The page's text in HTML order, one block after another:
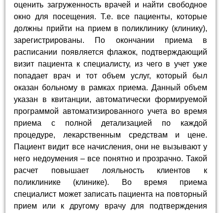
оценить загруженность врачей и найти свободное
окно для посещения. Т.е. все пациенты, которые
должны прийти на прием в поликлинику (клинику),
зарегистрированы. По окончании приема в
расписании появляется флажок, подтверждающий
визит пациента к специалисту, из чего в учет уже
попадает врач и тот объем услуг, который был
оказан больному в рамках приема. Данный объем
указан в квитанции, автоматически формируемой
программой автоматизированного учета во время
приема с полной детализацией по каждой
процедуре, лекарственным средствам и цене.
Пациент видит все начисления, они не вызывают у
него недоумения – все понятно и прозрачно. Такой
расчет повышает лояльность клиентов к
поликлинике (клинике). Во время приема
специалист может записать пациента на повторный
прием или к другому врачу для подтверждения